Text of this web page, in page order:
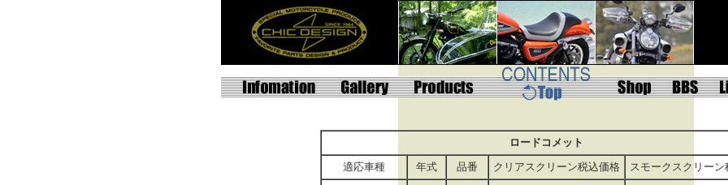
ロードコメット
適応車種
年式 品番 クリアスクリーン税込価格 スモークスクリーン